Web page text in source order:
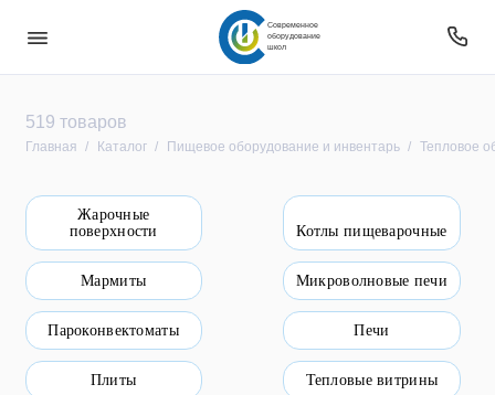
Современное
оборудование
школ
519 товаров
Главная Каталог Пищевое оборудование и инвентарь Тепловое
Безопасность
Интерактивное оборудование
Компьютерное и цифровое оборудование
Жарочные
поверхности
Котлы пищеварочные
Мармиты Микроволновые печи
Пароконвектоматы Печи
Плиты Тепловые витрины